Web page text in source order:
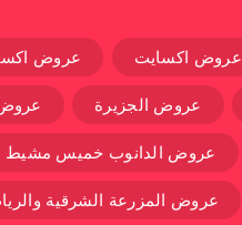
عروض اكسايت عروض
عروض الجزيرة عروض
عروض الدانوب خميس مشيط
عروض المزرعة الشرقية